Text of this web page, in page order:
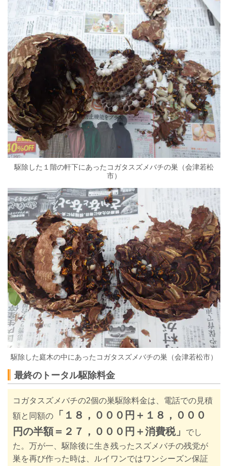
駆除した１階の軒下にあったコガタスズメバチの巣（会津若松
市）
駆除した庭木の中にあったコガタスズメバチの巣（会津若松市）
最終のトータル駆除料金
コガタスズメバチの2個の巣駆除料金は、電話での見積
額と同額の
「１８，０００円＋１８，０００
円の半額＝２７，０００円＋消費税」
でし
た。万が一、駆除後に生き残ったスズメバチの残党が
巣を再び作った時は、ルイワンではワンシーズン保証